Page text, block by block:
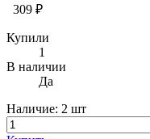
309 ₽
Купили
1
В наличии
Да
Наличие: 2 шт